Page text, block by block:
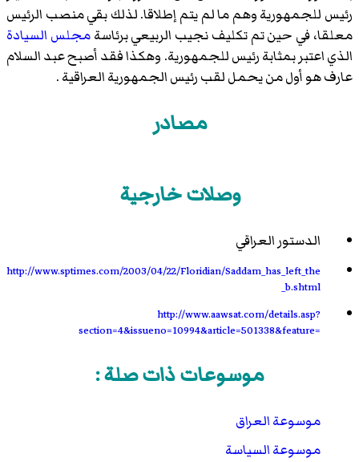
رئيس للجمهورية وهم ما لم يتم إطلاقا. لذلك بقي منصب الرئيس
معلقا، في حين تم تكليف نجيب الربيعي برئاسةمجلس السيادة
الذي اعتبر بمثابة رئيس للجمهورية. وهكذا فقد أصبح عبد السلام
عارف هو أول من يحمل لقب رئيس الجمهورية العراقية .
مصادر
وصلات خارجية
الدستور العراقي
http://www.sptimes.com/2003/04/22/Floridian/Saddam_has_left_the
_b.shtml
http://www.aawsat.com/details.asp?
section=4&issueno=10994&article=501338&feature=
موسوعات ذات صلة :
موسوعة العراق
موسوعة السياسة